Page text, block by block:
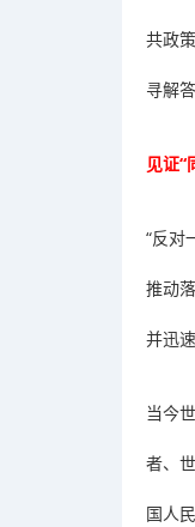
共政
寻解
见证“
“反对
推动
并迅
当今
者、
国人